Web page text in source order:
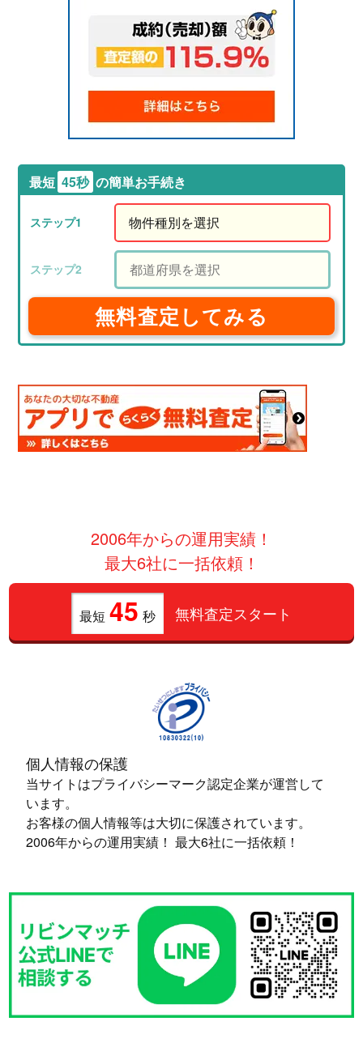
最短 45秒 の簡単お手続き
無料査定してみる
2006年からの運用実績！
最大6社に一括依頼！
最短 45 秒 無料査定スタート
個人情報の保護
当サイトはプライバシーマーク認定企業が運営して
います。
お客様の個人情報等は大切に保護されています。
2006年からの運用実績！ 最大6社に一括依頼！